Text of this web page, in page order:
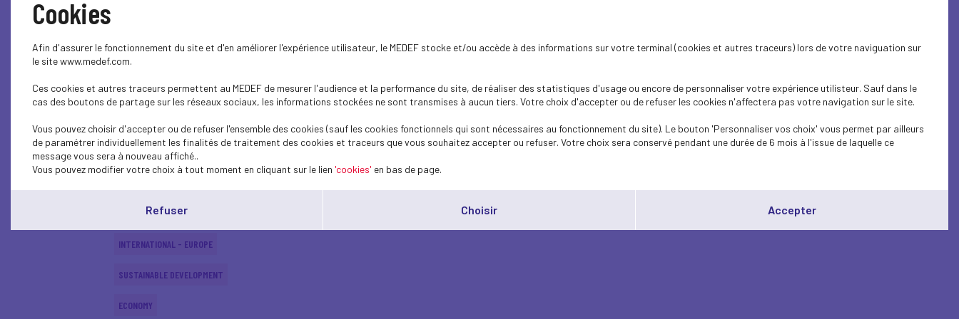
INTERNATIONAL - EUROPE
INTERNATIONAL - EUROPE
SOCIAL
INTERNATIONAL - EUROPE
INTERNATIONAL - EUROPE
SUSTAINABLE DEVELOPMENT
ECONOMY
Cookies
Afin d'assurer le fonctionnement du site et d'en améliorer l'expérience utilisateur, le MEDEF stocke et/ou accède à des informations sur votre terminal (cookies et autres traceurs) lors de votre naviguation sur
le site www.medef.com.
Ces cookies et autres traceurs permettent au MEDEF de mesurer l'audience et la performance du site, de réaliser des statistiques d'usage ou encore de personnaliser votre expérience utilisteur. Sauf dans le
cas des boutons de partage sur les réseaux sociaux, les informations stockées ne sont transmises à aucun tiers. Votre choix d'accepter ou de refuser les cookies n'affectera pas votre navigation sur le site.
Vous pouvez choisir d'accepter ou de refuser l'ensemble des cookies (sauf les cookies fonctionnels qui sont nécessaires au fonctionnement du site). Le bouton 'Personnaliser vos choix' vous permet par ailleurs
de paramétrer individuellement les finalités de traitement des cookies et traceurs que vous souhaitez accepter ou refuser. Votre choix sera conservé pendant une durée de 6 mois à l'issue de laquelle ce
message vous sera à nouveau affiché..
Vous pouvez modifier votre choix à tout moment en cliquant sur le lien 'cookies' en bas de page.
Refuser Choisir Accepter